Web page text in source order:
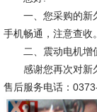
一、您采购的新
手机畅通，注意查收
二、震动电机增值
感谢您再次对新久
售后服务电话：